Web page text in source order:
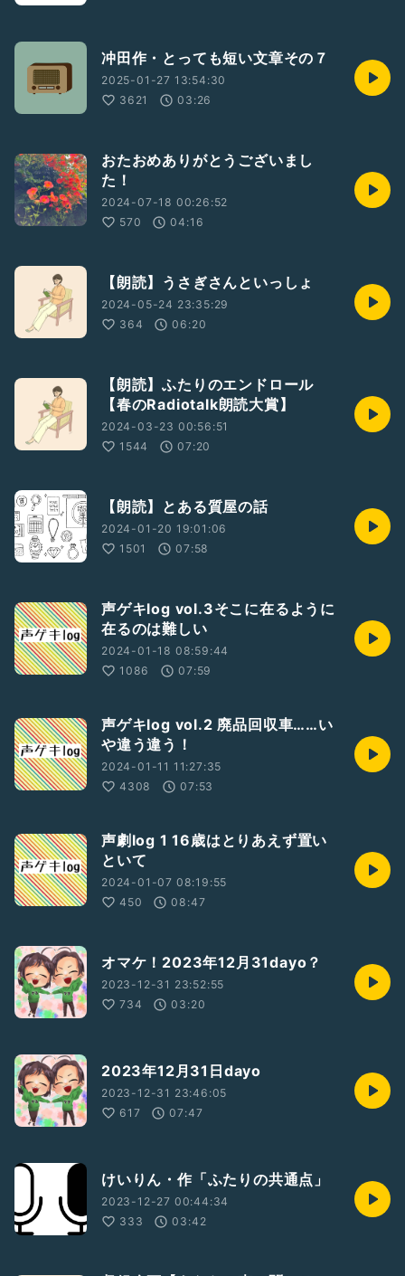
冲田作・とっても短い文章その７
2025-01-27 13:54:30
3621
03:26
おたおめありがとうございまし
た！
2024-07-18 00:26:52
570
04:16
【朗読】うさぎさんといっしょ
2024-05-24 23:35:29
364
06:20
【朗読】ふたりのエンドロール
【春のRadiotalk朗読大賞】
2024-03-23 00:56:51
1544
07:20
【朗読】とある質屋の話
2024-01-20 19:01:06
1501
07:58
声ゲキlog vol.3そこに在るように
在るのは難しい
2024-01-18 08:59:44
1086
07:59
声ゲキlog vol.2 廃品回収車……い
や違う違う！
2024-01-11 11:27:35
4308
07:53
声劇log 1 16歳はとりあえず置い
といて
2024-01-07 08:19:55
450
08:47
オマケ！2023年12月31dayo？
2023-12-31 23:52:55
734
03:20
2023年12月31日dayo
2023-12-31 23:46:05
617
07:47
けいりん・作「ふたりの共通点」
2023-12-27 00:44:34
333
03:42